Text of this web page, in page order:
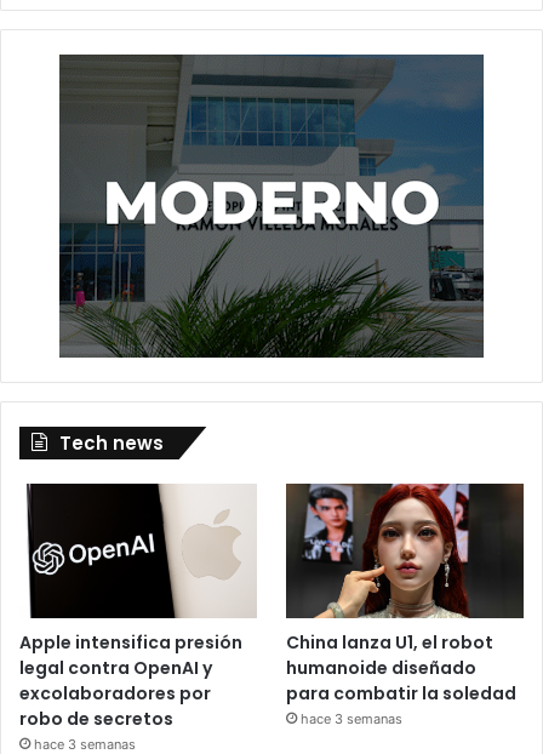
Tech news
Apple intensifica presión
legal contra OpenAI y
excolaboradores por
robo de secretos
hace 3 semanas
China lanza U1, el robot
humanoide diseñado
para combatir la soledad
hace 3 semanas